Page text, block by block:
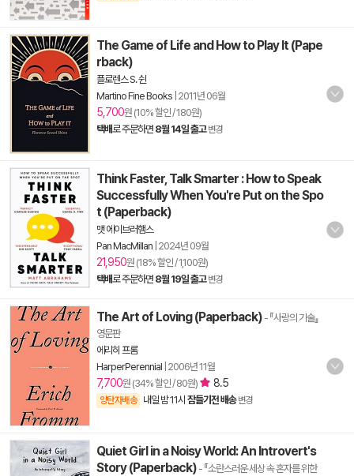
The Game of Life and How to Play It (Pape
rback)
플로렌스 S. 쉰
Martino Fine Books 2011년 06월
5,700원 (10% 할인 / 180원)
택배로 주문하면 8월 14일 출고 변경
Think Faster, Talk Smarter : How to Speak
Successfully When You're Put on the Spo
t (Paperback)
맷 에이브러햄스
Pan MacMillan 2024년 09월
21,950원 (18% 할인 / 1,100원)
택배로 주문하면 8월 19일 출고 변경
The Art of Loving (Paperback) - 『사랑의 기술』
영문판
에리히 프롬
HarperPerennial 2006년 11월
7,700원 (34% 할인 / 80원) 8.5
양탄자배송 내일 밤 11시 잠들기전 배송 변경
Quiet Girl in a Noisy World: An Introvert's
Story (Paperback) - 『소란스러운 세상 속 혼자를 위한